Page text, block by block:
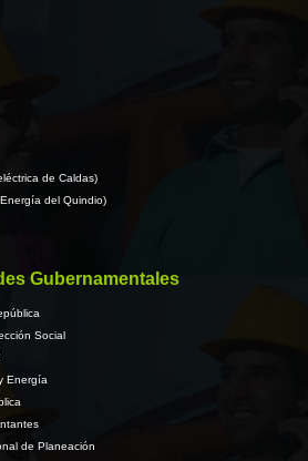
de Caldas)
del Quindio)
Gubernamentales
Social
Energía
de Planeación